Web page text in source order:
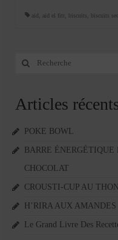
aid aid el fitr biscuits biscuits sec
Rechercher
Articles
POKE BOWL
BARRE
CHOCOLAT
CROUSTI-CUP AU THON
H’RIRA AUX AMANDES
Le Grand Livre Des